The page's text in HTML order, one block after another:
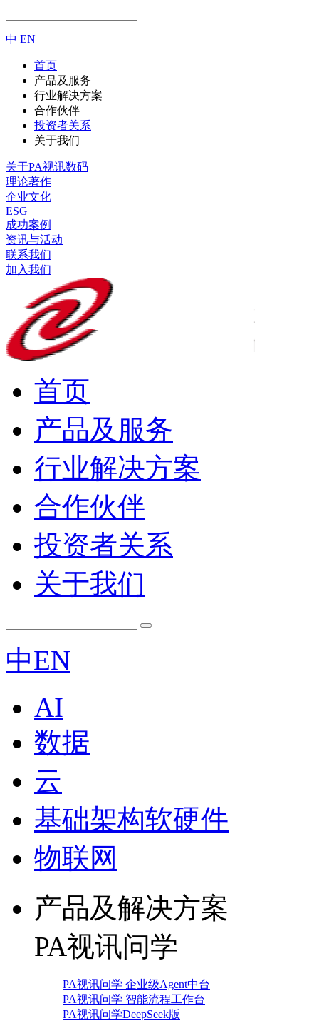
中 EN
首页
产品及服务
行业解决方案
合作伙伴
投资者关系
关于我们
关于PA视讯数码
理论著作
企业文化
ESG
成功案例
资讯与活动
联系我们
加入我们
首页
产品及服务
行业解决方案
合作伙伴
投资者关系
关于我们
中EN
AI
数据
云
基础架构软硬件
物联网
产品及解决方案
PA视讯问学
PA视讯问学 企业级Agent中台
PA视讯问学 智能流程工作台
PA视讯问学DeepSeek版